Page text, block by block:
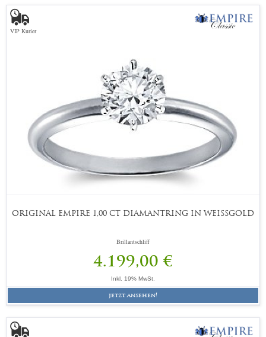
VIP Kurier
ORIGINAL EMPIRE 1,00 CT DIAMANTRING IN WEISSGOLD
Brillantschliff
4.199,00 €
Inkl. 19% MwSt.
jetzt ansehen!